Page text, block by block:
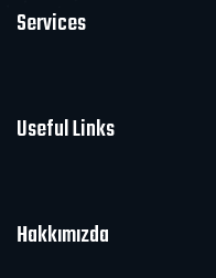
Services
Useful Links
Hakkımızda